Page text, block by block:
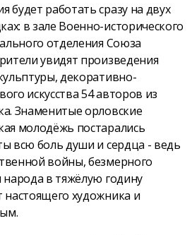
будет работать сразу на двух
в зале Военно-исторического
отделения Союза
увидят произведения
декоративно-
искусства 54 авторов из
Знаменитые орловские
молодёжь постарались
всю боль души и сердца - ведь
войны, безмерного
народа в тяжёлую годину
настоящего художника и